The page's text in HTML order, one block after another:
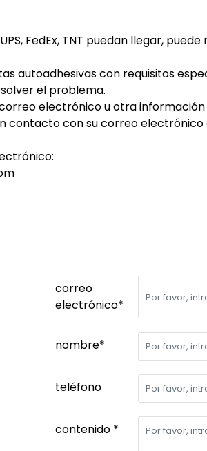
FedEx, TNT puedan llegar,
autoadhesivas con requisitos
el problema.
electrónico u otra
contacto con su correo electrónico
correo
electrónico*
nombre*
teléfono
contenido *